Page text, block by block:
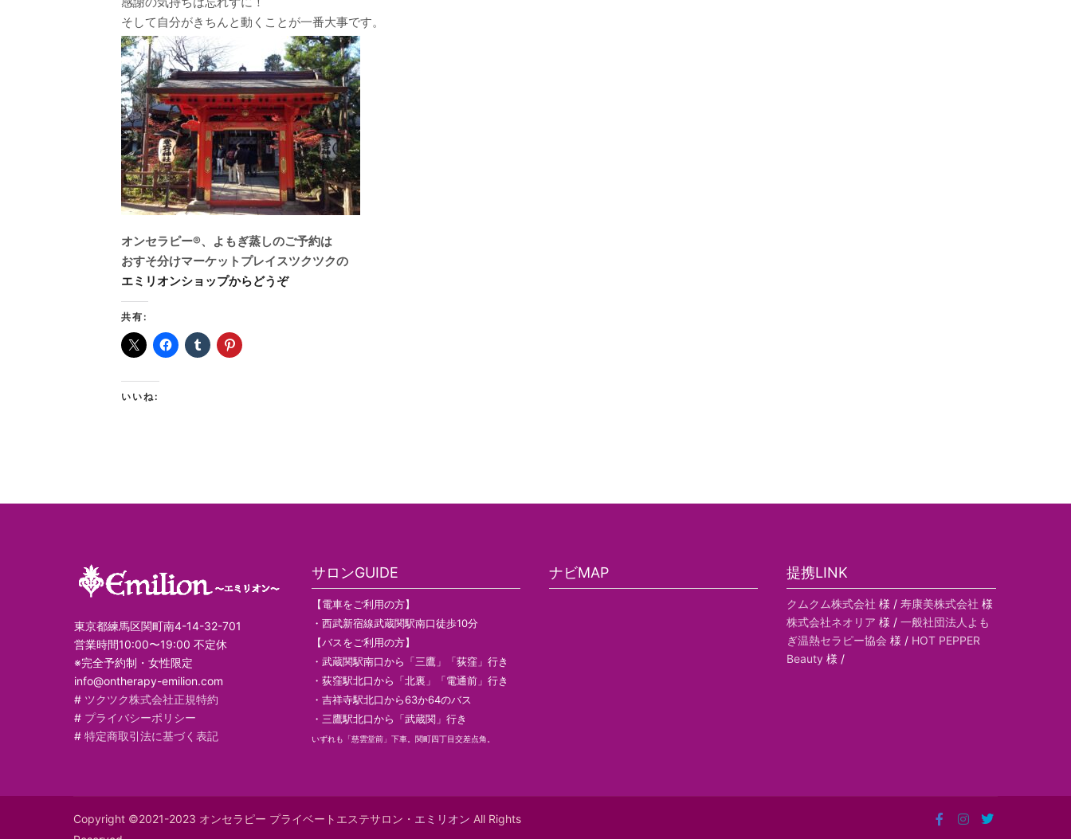
そして自分がきちんと動くことが一番大事です。
オンセラピー®、よもぎ蒸しのご予約は
おすそ分けマーケットプレイスツクツクの
エミリオンショップからどうぞ
共有:
いいね:
東京都練馬区関町南4-14-32-701
営業時間10:00〜19:00 不定休
※完全予約制・女性限定
info@ontherapy-emilion.com
# ツクツク株式会社正規特約
# プライバシーポリシー
#特定商取引法に基づく表記
サロンGUIDE
【電車をご利用の方】
・西武新宿線武蔵関駅南口徒歩10分
【バスをご利用の方】
・武蔵関駅南口から「三鷹」「荻窪」行き
・荻窪駅北口から「北裏」「電通前」行き
・吉祥寺駅北口から63か64のバス
・三鷹駅北口から「武蔵関」行き
いずれも「慈雲堂前」下車。関町四丁目交差点角。
ナビMAP 提携LINK
クムクム株式会社 様 /寿康美株式会社 様
株式会社ネオリア 様 /一般社団法人よも
ぎ温熱セラピー協会 様 / HOT PEPPER
Beauty 様 /
Copyright ©2021-2023 オンセラピー プライベートエステサロン・ エミリオン All Rights